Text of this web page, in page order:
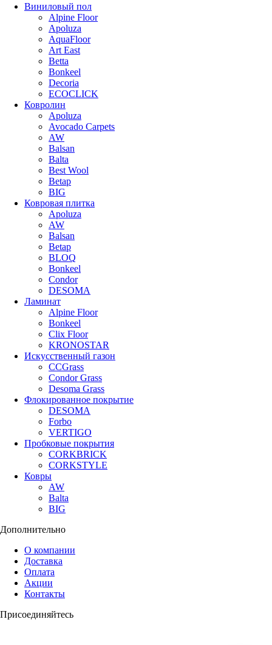
Виниловый пол
Alpine Floor
Apoluza
AquaFloor
Art East
Betta
Bonkeel
Decoria
ECOCLICK
Ковролин
Apoluza
Avocado Carpets
AW
Balsan
Balta
Best Wool
Betap
BIG
Ковровая плитка
Apoluza
AW
Balsan
Betap
BLOQ
Bonkeel
Condor
DESOMA
Ламинат
Alpine Floor
Bonkeel
Clix Floor
KRONOSTAR
Искусственный газон
CCGrass
Condor Grass
Desoma Grass
Флокированное покрытие
DESOMA
Forbo
VERTIGO
Пробковые покрытия
CORKBRICK
CORKSTYLE
Ковры
AW
Balta
BIG
Дополнительно
О компании
Доставка
Оплата
Акции
Контакты
Присоединяйтесь